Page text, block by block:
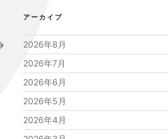
アーカイブ
2026年8月
2026年7月
2026年6月
2026年5月
2026年4月